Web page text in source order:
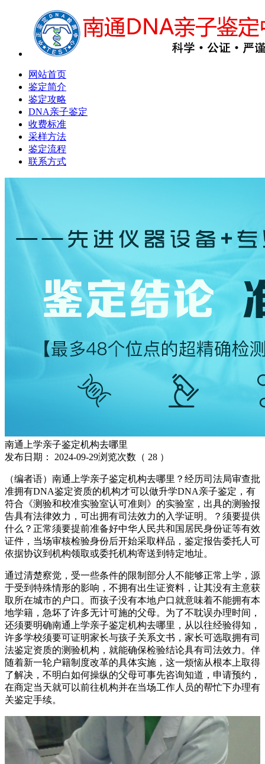
网站首页
鉴定简介
鉴定攻略
DNA亲子鉴定
收费标准
采样方法
鉴定流程
联系方式
南通上学亲子鉴定机构去哪里
发布日期：
2024-09-29浏览次数（ 28 ）
（编者语）南通上学亲子鉴定机构去哪里？经历司法局审查批
准拥有DNA鉴定资质的机构才可以做升学DNA亲子鉴定，有
符合《测验和校准实验室认可准则》的实验室，出具的测验报
告具有法律效力，可出拥有司法效力的入学证明。？须要提供
什么？正常须要提前准备好中华人民共和国居民身份证等有效
证件，当场审核检验身份后开始采取样品，鉴定报告委托人可
依据协议到机构领取或委托机构寄送到特定地址。
通过清楚察觉，受一些条件的限制部分人不能够正常上学，源
于受到特殊情形的影响，不拥有出生证资料，让其没有主意获
取所在城市的户口。而孩子没有本地户口就意味着不能拥有本
地学籍，急坏了许多无计可施的父母。为了不耽误办理时间，
还须要明确南通上学亲子鉴定机构去哪里，从以往经验得知，
许多学校须要可证明家长与孩子关系文书，家长可选取拥有司
法鉴定资质的测验机构，就能确保检验结论具有司法效力。伴
随着新一轮户籍制度改革的具体实施，这一烦恼从根本上取得
了解决，不明白如何操纵的父母可事先咨询知道，申请预约，
在商定当天就可以前往机构并在当场工作人员的帮忙下办理有
关鉴定手续。